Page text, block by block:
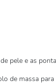
pele e as
de massa